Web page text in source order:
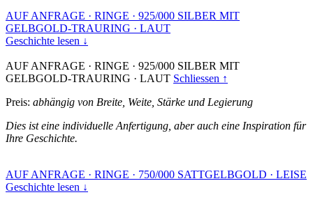
AUF ANFRAGE · RINGE · 925/000 SILBER MIT
GELBGOLD-TRAURING · LAUT
Geschichte lesen ↓
AUF ANFRAGE · RINGE · 925/000 SILBER MIT
GELBGOLD-TRAURING · LAUT Schliessen ↑
Preis: abhängig von Breite, Weite, Stärke und Legierung
Dies ist eine individuelle Anfertigung, aber auch eine Inspiration für
Ihre Geschichte.
AUF ANFRAGE · RINGE · 750/000 SATTGELBGOLD · LEISE
Geschichte lesen ↓